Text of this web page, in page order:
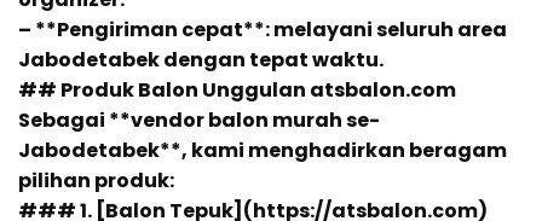
– **Pengiriman cepat**: melayani seluruh area
Jabodetabek dengan tepat waktu.
## Produk Balon Unggulan atsbalon.com
Sebagai **vendor balon murah se-
Jabodetabek**, kami menghadirkan beragam
pilihan produk:
### 1. [Balon Tepuk](https://atsbalon.com)